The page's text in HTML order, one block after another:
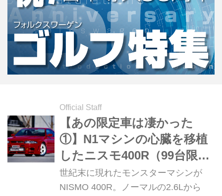
Official Staff
【あの限定車は凄かった
①】N1マシンの心臓を移植
したニスモ400R（99台限定
／1995年2月1日受注開始／
販売価格：1200万円・当
世紀末に現れたモンスターマシンが
NISMO 400R。ノーマルの2.6Lから